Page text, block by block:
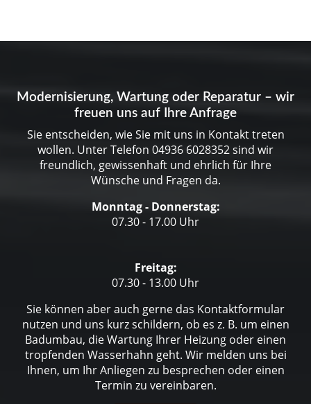
Modernisierung, Wartung oder Reparatur – wir
freuen uns auf Ihre Anfrage
Sie entscheiden, wie Sie mit uns in Kontakt treten
wollen. Unter Telefon 04936 6028352sind wir
freundlich, gewissenhaft und ehrlich für Ihre
Wünsche und Fragen da.
Monntag - Donnerstag:
07.30 - 17.00 Uhr
Freitag:
07.30 - 13.00 Uhr
Sie können aber auch gerne das Kontaktformular
nutzen und uns kurz schildern, ob es z. B. um einen
Badumbau, die Wartung Ihrer Heizung oder einen
tropfenden Wasserhahn geht. Wir melden uns bei
Ihnen, um Ihr Anliegen zu besprechen oder einen
Termin zu vereinbaren.